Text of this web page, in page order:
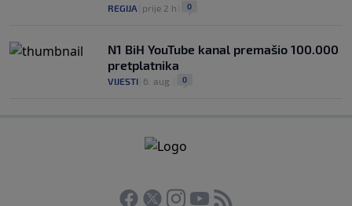
REGIJA prije 2 h 0
N1 BiH YouTube kanal premašio 100.000
pretplatnika
VIJESTI 6. aug. 0